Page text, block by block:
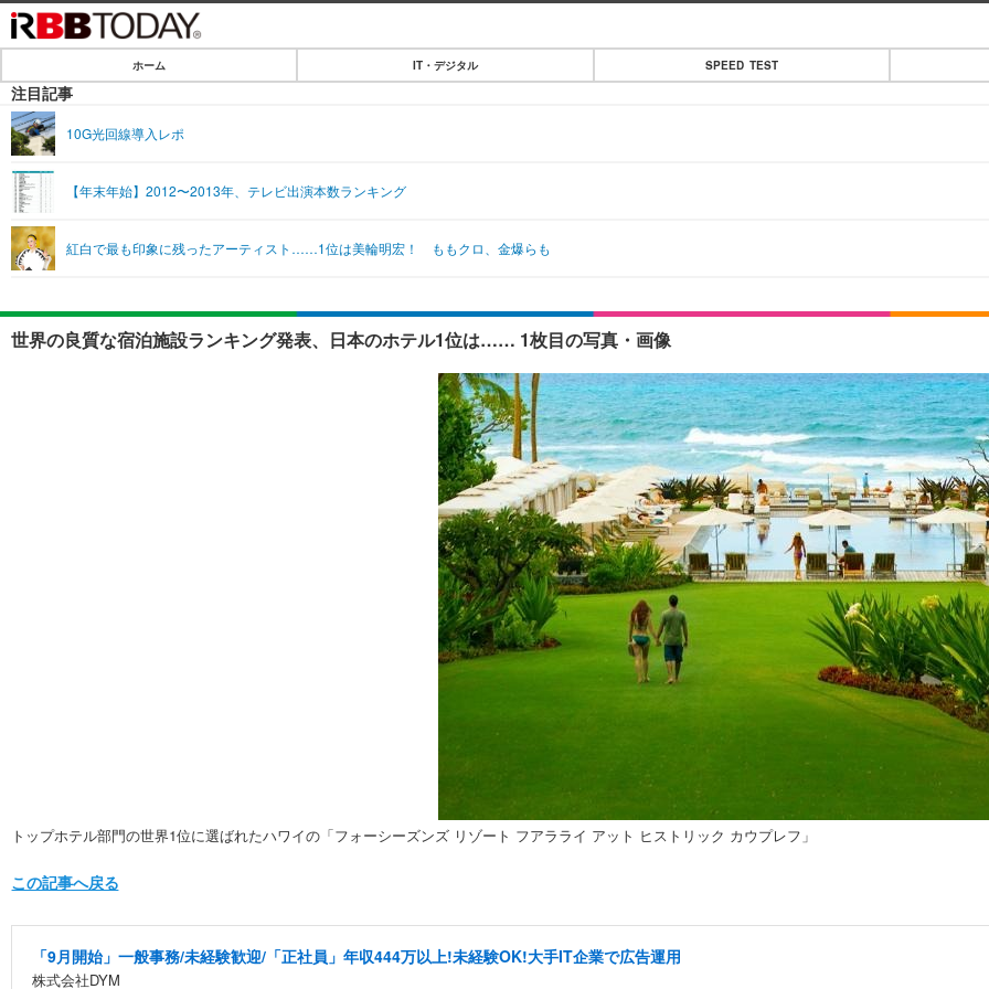
IT・デジタル
ショッピング
SPEED TEST
エンタメ
エンタメTOP
音楽
ライフ
ライフTOP
ペット
リリース一覧
ホーム IT・デジタル SPEED TEST
注目記事
10G光回線導入レポ
【年末年始】2012〜2013年、テレビ出演本数ランキング
紅白で最も印象に残ったアーティスト……1位は美輪明宏！ ももクロ、金爆らも
世界の良質な宿泊施設ランキング発表、日本のホテル1位は…… 1枚目の写真・画像
トップホテル部門の世界1位に選ばれたハワイの「フォーシーズンズ リゾート フアラライ アット ヒストリック カウプレフ」
この記事へ戻る
「9月開始」一般事務/未経験歓迎/「正社員」年収444万以上!未経験OK!大手IT企業で広告運用
株式会社DYM